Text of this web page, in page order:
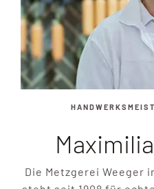
Die Metzgerei Weeger